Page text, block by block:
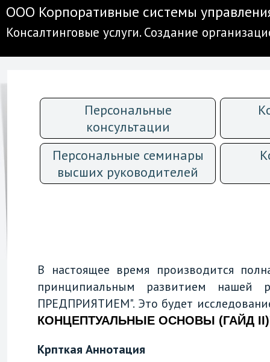
ООО Корпоративные системы
Консалтинговые услуги. Создание
Персональные
консультации
Персональные семинары
высших руководителей
В настоящее время производится
принципиальным развитием
ПРЕДПРИЯТИЕМ". Это будет
КОНЦЕПТУАЛЬНЫЕ ОСНОВЫ (ГАЙД II)
Крпткая Аннотация